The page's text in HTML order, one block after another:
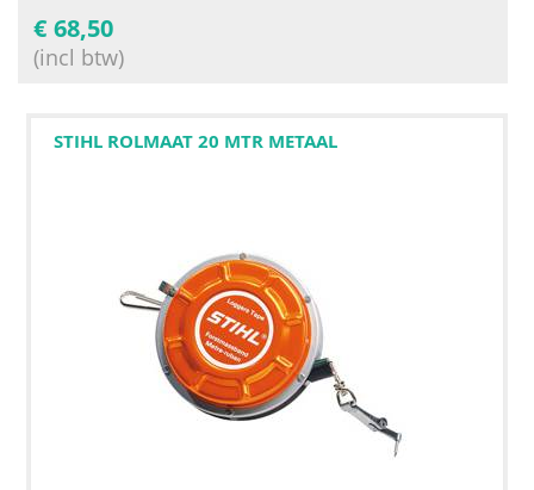
€ 68,50
(incl btw)
STIHL ROLMAAT 20 MTR METAAL